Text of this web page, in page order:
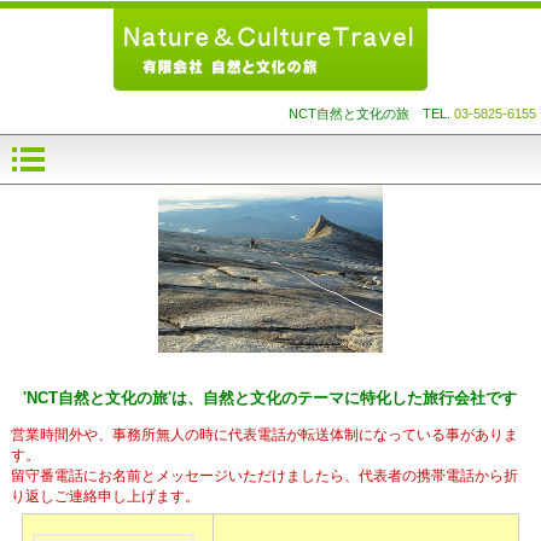
NCT自然と文化の旅 TEL. 03-5825-6155
'NCT自然と文化の旅'は、自然と文化のテーマに特化した旅行会社です
営業時間外や、事務所無人の時に代表電話が転送体制になっている事がありま
す。
留守番電話にお名前とメッセージいただけましたら、代表者の携帯電話から折
り返しご連絡申し上げます。